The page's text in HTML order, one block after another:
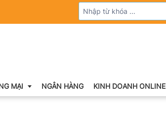
MẠI NGÂN HÀNG KINH DOANH ONLINE